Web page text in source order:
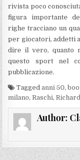
rivista poco
figura importante
righe tracciano un
per giocatori, addetti
dire il vero, quanto
questo sport nel
pubblicazione.
Taggedanni 50,
milano,Raschi,
Author: